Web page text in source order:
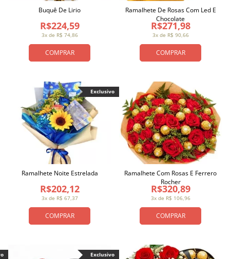
COMPRAR
3x de R$ 74,86
R$224,59
Buquê De Lirio
COMPRAR
3x de R$ 90,66
R$271,98
Ramalhete De Rosas Com Led E
Chocolate
COMPRAR
3x de R$ 67,37
R$202,12
Ramalhete Noite Estrelada
Exclusivo
COMPRAR
3x de R$ 106,96
R$320,89
Ramalhete Com Rosas E Ferrero
Rocher
Exclusivo